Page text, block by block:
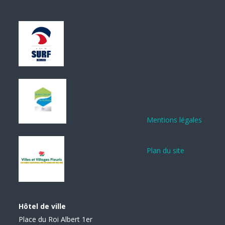
Hôtel de ville
Place du Roi Albert 1er
Mentions légales
Plan du site